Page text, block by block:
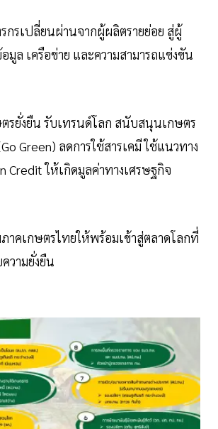
กรเปลี่ยนผ่านจากผู้ผลิตรายย่อย สู่ผู้
มูล เครือข่าย และความสามารถแข่งขัน
รยั่งยืน รับเทรนด์โลก สนับสนุนเกษตร
Green) ลดการใช้สารเคมี ใช้แนวทาง
Credit ให้เกิดมูลค่าทางเศรษฐกิจ
าคเกษตรไทยให้พร้อมเข้าสู่ตลาดโลกที่
วามยั่งยืน